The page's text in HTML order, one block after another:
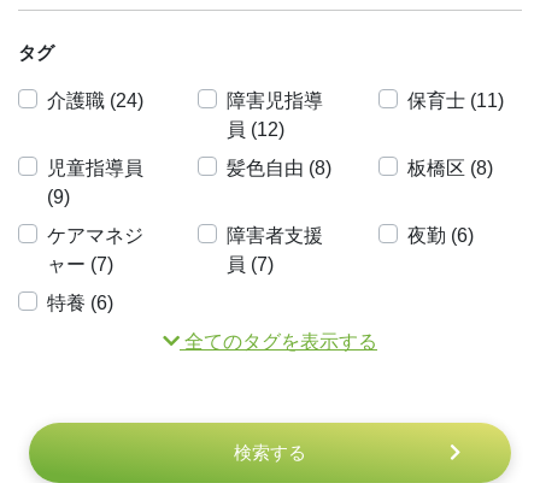
タグ
介護職 (24)
障害児指導
員 (12)
保育士 (11)
児童指導員
(9)
髪色自由 (8) 板橋区 (8)
ケアマネジ
ャー (7)
障害者支援
員 (7)
夜勤 (6)
特養 (6)
全てのタグを表示する
検索する